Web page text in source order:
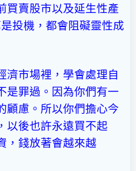
買賣股市以及延生性產
投機，都會阻礙靈性成
濟市場裡，學會處理自
是罪過。因為你們有一
顧慮。所以你們擔心今
以後也許永遠買不起
，錢放著會越來越